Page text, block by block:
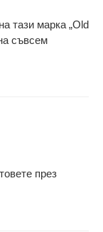
тази марка „Old
съвсем
през